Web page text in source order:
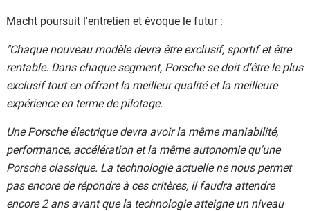
Macht poursuit l'entretien et évoque le futur :
"Chaque nouveau modèle devra être exclusif, sportif et être
rentable. Dans chaque segment, Porsche se doit d'être le plus
exclusif tout en offrant la meilleur qualité et la meilleure
expérience en terme de pilotage.
Une Porsche électrique devra avoir la même maniabilité,
performance, accélération et la même autonomie qu'une
Porsche classique. La technologie actuelle ne nous permet
pas encore de répondre à ces critères, il faudra attendre
encore 2 ans avant que la technologie atteigne un niveau